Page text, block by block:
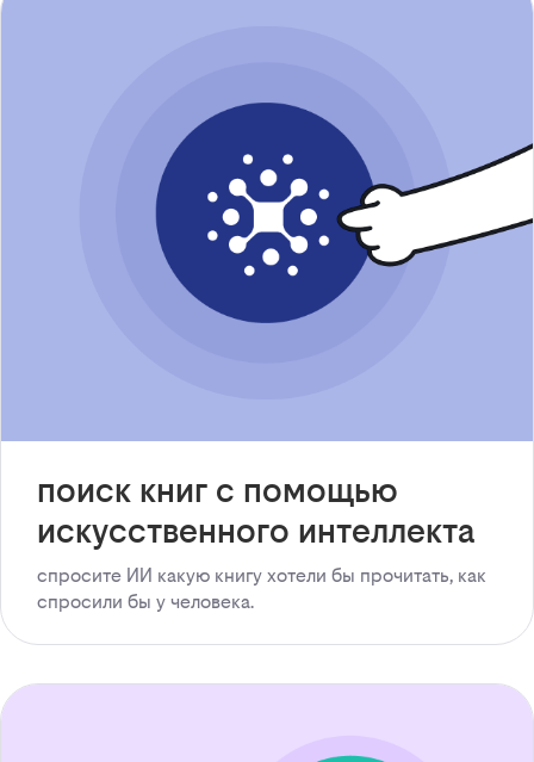
поиск книг с помощью
искусственного интеллекта
спросите ИИ какую книгу хотели бы прочитать, как
спросили бы у человека.